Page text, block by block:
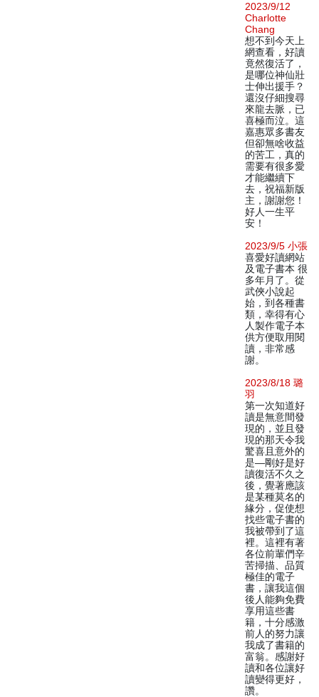
2023/9/12
Charlotte
Chang
想不到今天上
網查看，好讀
竟然復活了，
是哪位神仙壯
士伸出援手？
還沒仔細搜尋
來龍去脈，已
喜極而泣。這
嘉惠眾多書友
但卻無啥收益
的苦工，真的
需要有很多愛
才能繼續下
去，祝福新版
主，謝謝您！
好人一生平
安！
2023/9/5 小張
喜愛好讀網站
及電子書本 很
多年月了。從
武俠小說起
始，到各種書
類，幸得有心
人製作電子本
供方便取用閱
讀，非常感
謝。
2023/8/18 璐
羽
第一次知道好
讀是無意間發
現的，並且發
現的那天令我
驚喜且意外的
是—剛好是好
讀復活不久之
後，覺著應該
是某種莫名的
緣分，促使想
找些電子書的
我被帶到了這
裡。這裡有著
各位前輩們辛
苦掃描、品質
極佳的電子
書，讓我這個
後人能夠免費
享用這些書
籍，十分感激
前人的努力讓
我成了書籍的
富翁。感謝好
讀和各位讓好
讀變得更好，
讚。